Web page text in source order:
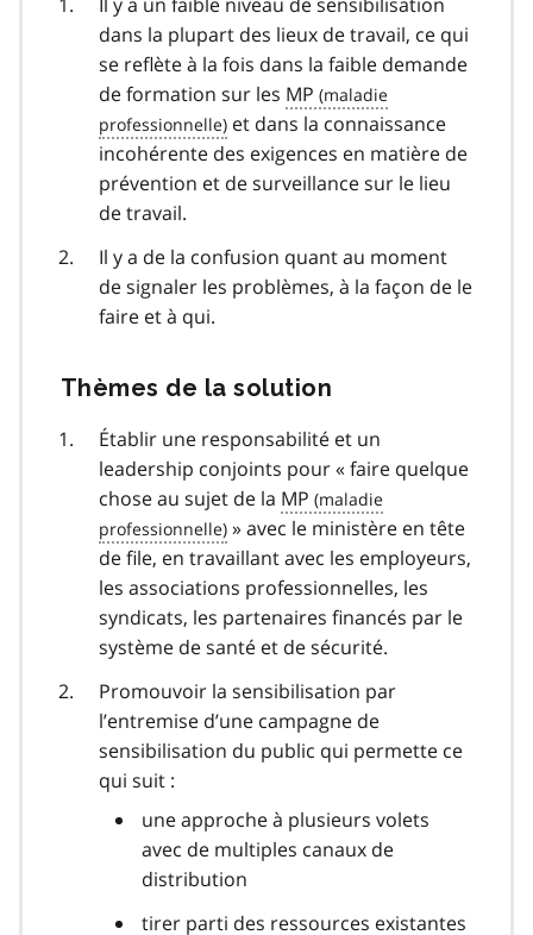
dans la plupart des lieux de travail, ce qui
se reflète à la fois dans la faible demande
de formation sur les MP
et dans la connaissance
incohérente des exigences en matière de
prévention et de surveillance sur le lieu
de travail.
Il y a de la confusion quant au moment
de signaler les problèmes, à la façon de le
faire et à qui.
Thèmes de la solution
Établir une responsabilité et un
leadership conjoints pour « faire quelque
chose au sujet de la MP
» avec le ministère en tête
de file, en travaillant avec les employeurs,
les associations professionnelles, les
syndicats, les partenaires financés par le
système de santé et de sécurité.
Promouvoir la sensibilisation par
l’entremise d’une campagne de
sensibilisation du public qui permette ce
qui suit :
une approche à plusieurs volets
avec de multiples canaux de
distribution
tirer parti des ressources existantes